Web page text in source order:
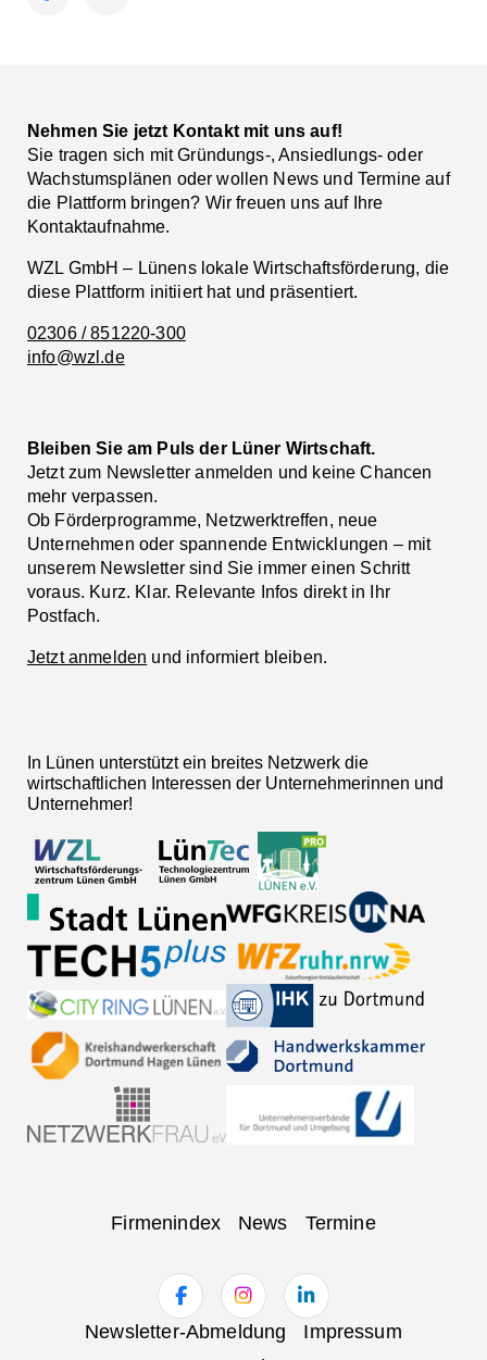
Nehmen Sie jetzt Kontakt mit uns auf!
Sie tragen sich mit Gründungs-, Ansiedlungs- oder
Wachstumsplänen oder wollen News und Termine auf
die Plattform bringen? Wir freuen uns auf Ihre
Kontaktaufnahme.
WZL GmbH – Lünens lokale Wirtschaftsförderung, die
diese Plattform initiiert hat und präsentiert.
02306 / 851220-300
info@wzl.de
Bleiben Sie am Puls der Lüner Wirtschaft.
Jetzt zum Newsletter anmelden und keine Chancen
mehr verpassen.
Ob Förderprogramme, Netzwerktreffen, neue
Unternehmen oder spannende Entwicklungen – mit
unserem Newsletter sind Sie immer einen Schritt
voraus. Kurz. Klar. Relevante Infos direkt in Ihr
Postfach.
Jetzt anmelden und informiert bleiben.
In Lünen unterstützt ein breites Netzwerk die
wirtschaftlichen Interessen der Unternehmerinnen und
Unternehmer!
Firmenindex News Termine
NavigationNewsletter-Abmeldung
Impressum